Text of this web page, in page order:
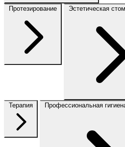
Протезирование Эстетическая
Терапия Профессиональная